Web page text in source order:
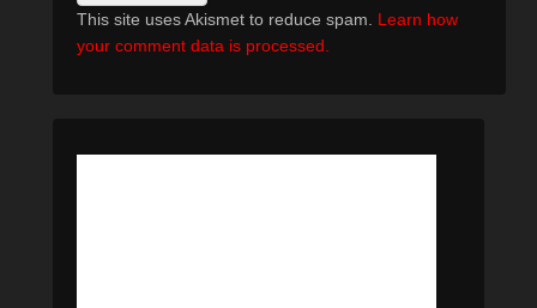
This site uses Akismet to reduce spam. Learn how
your comment data is processed.